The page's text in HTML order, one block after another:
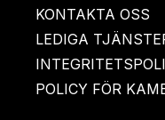
KONTAKTA OSS
LEDIGA
POLICY FÖR